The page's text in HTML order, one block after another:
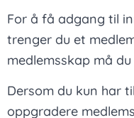
For å få adgang til
trenger du et
medlemsskap må
Dersom du kun har
oppgradere